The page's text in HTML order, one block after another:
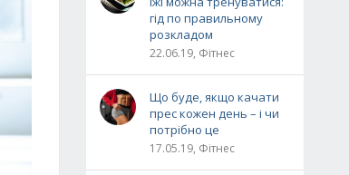
гід по правильному
розкладом
22.06.19, Фітнес
Що буде, якщо качати
прес кожен день – і чи
потрібно це
17.05.19, Фітнес